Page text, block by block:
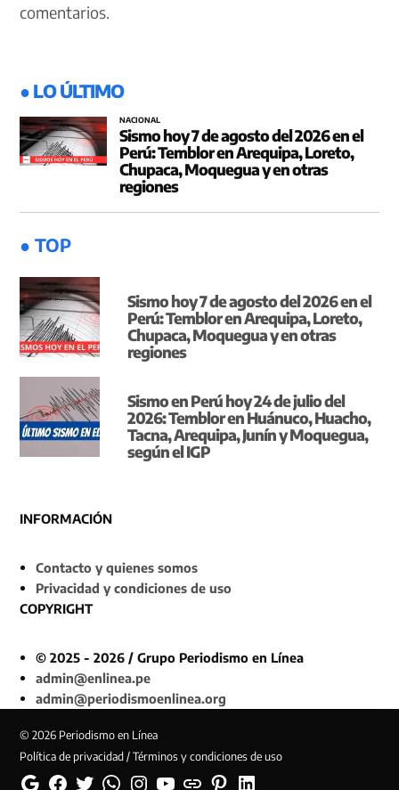
comentarios.
● LO ÚLTIMO
NACIONAL
Sismo hoy 7 de agosto del 2026 en el
Perú: Temblor en Arequipa, Loreto,
Chupaca, Moquegua y en otras
regiones
● TOP
Sismo hoy 7 de agosto del 2026 en el
Perú: Temblor en Arequipa, Loreto,
Chupaca, Moquegua y en otras
regiones
Sismo en Perú hoy 24 de julio del
2026: Temblor en Huánuco, Huacho,
Tacna, Arequipa, Junín y Moquegua,
según el IGP
INFORMACIÓN
Contacto y quienes somos
Privacidad y condiciones de uso
COPYRIGHT
© 2025 - 2026 / Grupo Periodismo en Línea
admin@enlinea.pe
admin@periodismoenlinea.org
© 2026 Periodismo en Línea
Política de privacidad / Términos y condiciones de uso
GoogleFacebookTwitterWhatsappInstagramYouTubeWeb PinterestLinkedin